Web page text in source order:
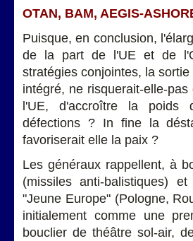
OTAN, BAM, AEGIS-
Puisque, en conclusion,
de la part de l'UE et de
stratégies conjointes, la
intégré, ne risquerait-elle-
l'UE, d'accroître la poids
défections ? In fine la
favoriserait elle la paix ?
Les généraux rappellent, à
(missiles anti-balistiques)
"Jeune Europe" (Pologne,
initialement comme une
bouclier de théâtre sol-air,